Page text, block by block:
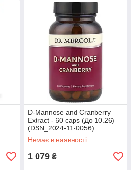
D-Mannose and Cranberry
Extract - 60 caps (До 10.26)
(DSN_2024-11-0056)
Немає в наявності
1 079 ₴